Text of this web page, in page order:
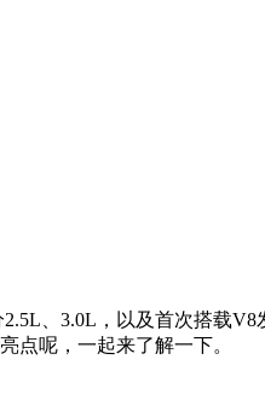
、3.0L，以及首次搭载V8
点呢，一起来了解一下。